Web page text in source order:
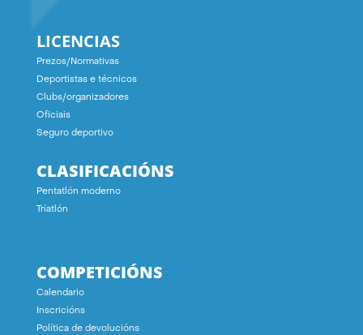
LICENCIAS
Prezos/Normativas
Deportistas e técnicos
Clubs/organizadores
Oficiais
Seguro deportivo
CLASIFICACIÓNS
Pentatlón moderno
Tríatlón
COMPETICIÓNS
Calendario
Inscricións
Política de devolucións